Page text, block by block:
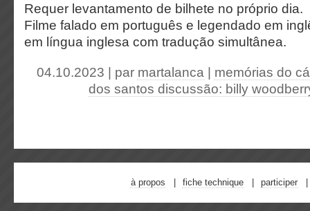
Requer levantamento de bilhete no próprio dia.
Filme falado em português e legendado em
em língua inglesa com tradução simultânea.
04.10.2023 | par martalanca
memórias do
dos santos discussão: billy
à propos fiche technique participer